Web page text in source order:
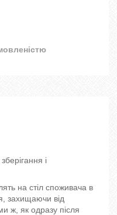
і
на стіл споживача в
захищаючи від
ж, як одразу після